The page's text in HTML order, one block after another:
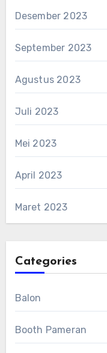
Desember 2023
September 2023
Agustus 2023
Juli 2023
Mei 2023
April 2023
Maret 2023
Categories
Balon
Booth Pameran